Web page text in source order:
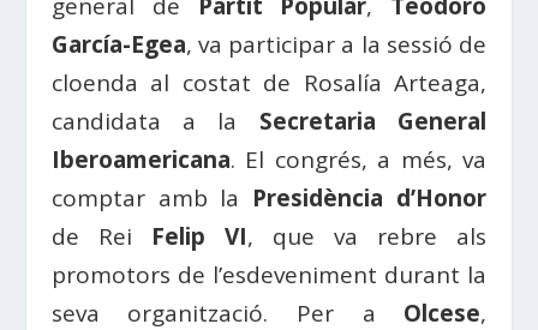
García-Egea, va participar a la sessió de
cloenda al costat de Rosalía Arteaga,
candidata a la Secretaria General
Iberoamericana. El congrés, a més, va
comptar amb la Presidència d’Honor
de Rei Felip VI, que va rebre als
promotors de l’esdeveniment durant la
seva organització. Per a Olcese,